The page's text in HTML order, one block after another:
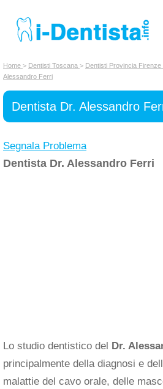
INSERISCI
Chi siamo
Home > Dentisti Toscana > Dentisti Provincia Firenze
Alessandro Ferri
Dentista Dr. Alessandro
Segnala Problema
Dentista Dr. Alessandro Ferri
Lo studio dentistico del Dr.
principalmente della diagnosi e
malattie del cavo orale, delle